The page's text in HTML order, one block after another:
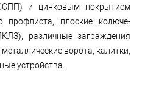
и цинковым покрытием
профлиста, плоские колюче-
различные заграждения
ворота, калитки,
устройства.